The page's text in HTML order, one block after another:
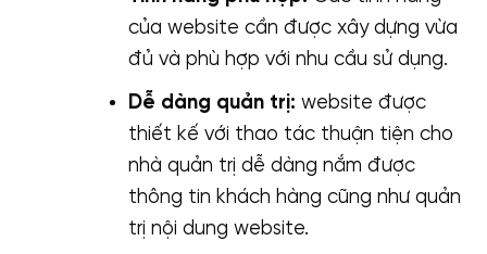
của website cần được xây dựng vừa
đủ và phù hợp với nhu cầu sử dụng.
Dễ dàng quản trị: website được
thiết kế với thao tác thuận tiện cho
nhà quản trị dễ dàng nắm được
thông tin khách hàng cũng như quản
trị nội dung website.